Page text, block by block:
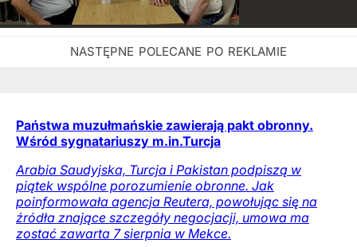
Państwa muzułmańskie zawierają pakt obronny.
Wśród sygnatariuszy m.in.Turcja
Arabia Saudyjska, Turcja i Pakistan podpiszą w
piątek wspólne porozumienie obronne. Jak
poinformowała agencja Reutera, powołując się na
źródła znające szczegóły negocjacji, umowa ma
zostać zawarta 7 sierpnia w Mekce.